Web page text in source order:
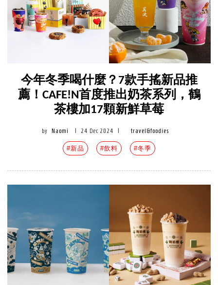
今年冬季喝什麼？7款手搖新品推
薦！CAFE!N首度推出奶茶系列，鶴
茶樓加17顆新鮮草莓
by Naomi 24 Dec 2024 travel&foodies
#新品 #飲料 #冬季